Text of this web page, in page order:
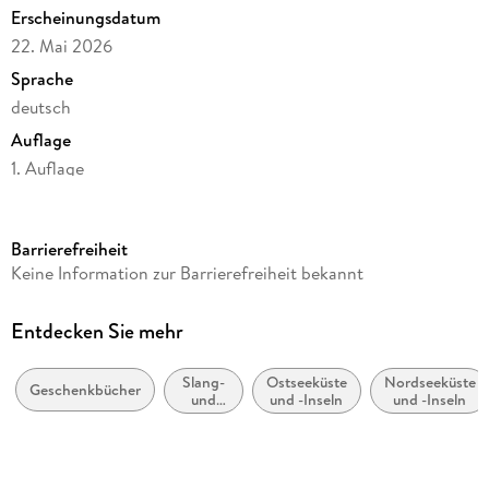
Dieser Kalender wurde
von einer generativen KI.
Ein witziger und liebevoll gestalteter Sprüchekalender für
Nordlichter und solche, die es werden wollen.
Erscheinungsdatum
22. Mai 2026
Sprache
deutsch
Auflage
1. Auflage
Reihe
Herausgegeben von
Verlag/Hersteller
Lappan Verlag
Barrierefreiheit
Keine Information zur Barrierefreiheit bekannt
Entdecken Sie mehr
Geschenkbücher
Slang-
und
Dialekt-
Ostseeküste
und -Inseln
Nordseeküste
und -Inseln